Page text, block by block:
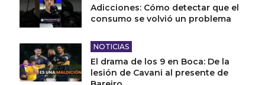
Adicciones: Cómo detectar que el
consumo se volvió un problema
NOTICIAS
El drama de los 9 en Boca: De la
lesión de Cavani al presente de